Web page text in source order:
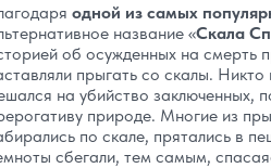
одной из самых
название «Скала
об осужденных на смерть
прыгать со скалы.
на убийство заключенных,
природе. Многие из
по скале, прятались в
сбегали, тем самым,